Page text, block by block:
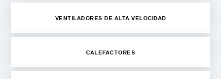
VENTILADORES DE ALTA VELOCIDAD
CALEFACTORES